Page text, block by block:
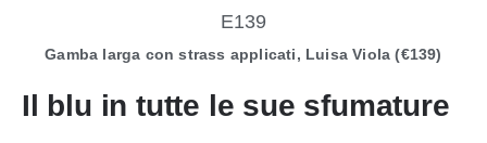
Gamba larga con strass applicati, Luisa Viola (€139)
Il blu in tutte le sue sfumature